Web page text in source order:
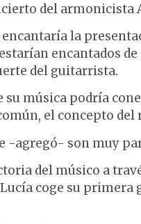
del
la
encantados
del guitarrista.
su música podría
el concepto del
-agregó- son muy
del músico a
coge su